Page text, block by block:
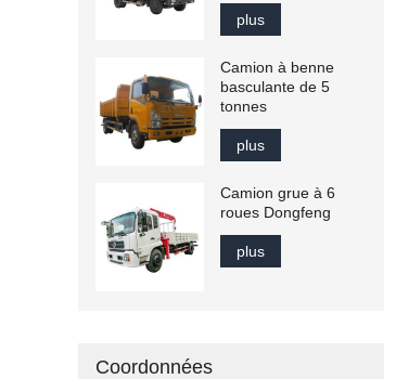
plus
Camion à benne
basculante de 5
tonnes
plus
Camion grue à 6
roues Dongfeng
plus
Coordonnées